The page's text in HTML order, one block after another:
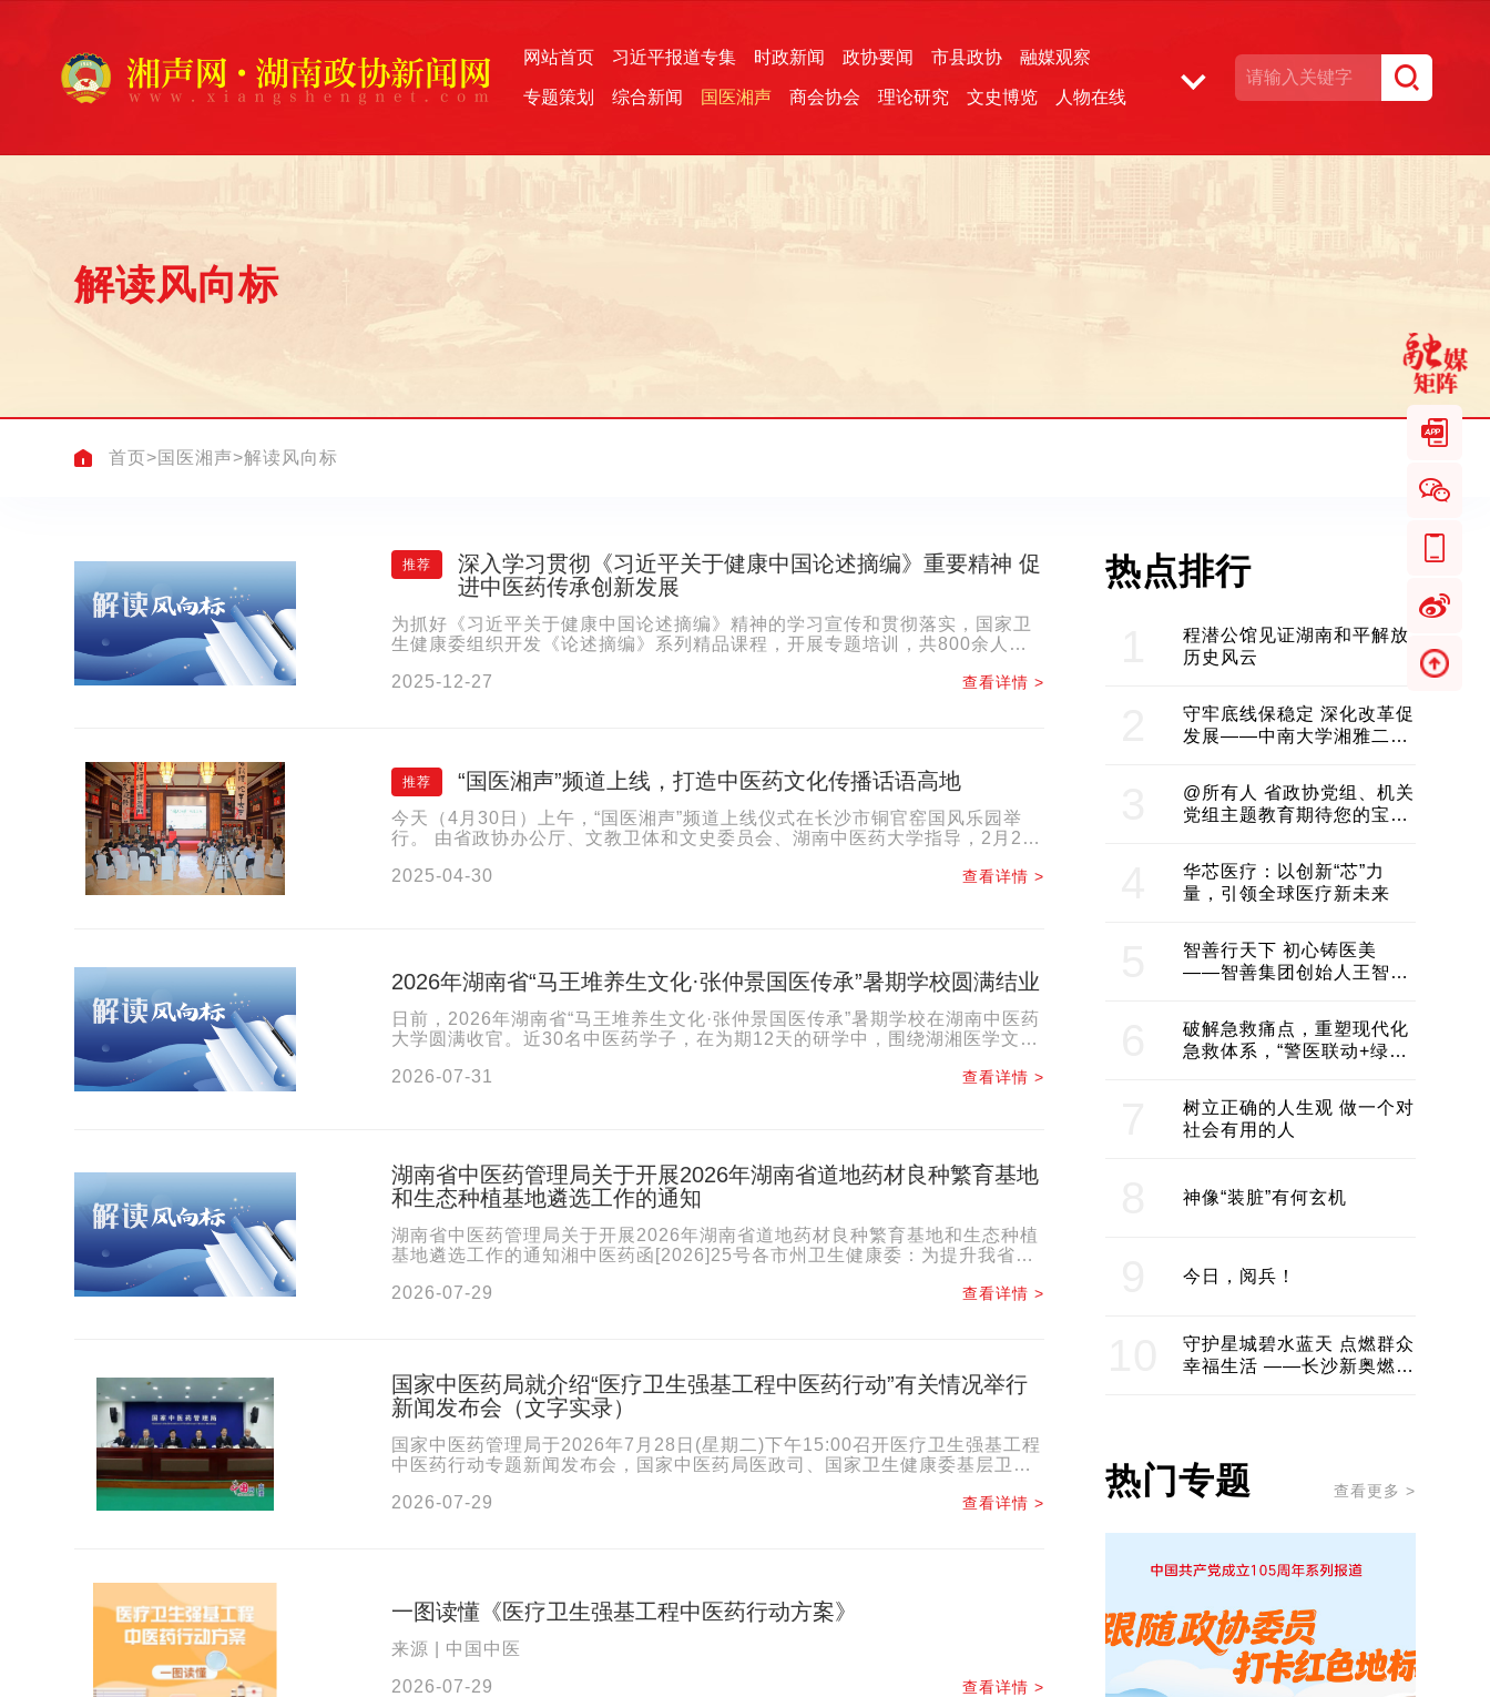
网站首页 习近平报道专集 时政新闻 政协要闻 市县政协 融媒观察
专题策划 综合新闻 国医湘声 商会协会 理论研究 文史博览 人物在线
解读风向标
首页> 国医湘声>解读风向标
深入学习贯彻《习近平关于健康中国论述摘编》重要精神 促
进中医药传承创新发展
推荐
为抓好《习近平关于健康中国论述摘编》精神的学习宣传和贯彻落实，国家卫
生健康委组织开发《论述摘编》系列精品课程，开展专题培训，共800余人参
2025-12-27
查看详情 >
“国医湘声”频道上线，打造中医药文化传播话语高地
推荐
今天（4月30日）上午，“国医湘声”频道上线仪式在长沙市铜官窑国风乐园举
行。 由省政协办公厅、文教卫体和文史委员会、湖南中医药大学指导，2月25
2025-04-30
查看详情 >
2026年湖南省“马王堆养生文化·张仲景国医传承”暑期学校圆满结业
日前，2026年湖南省“马王堆养生文化·张仲景国医传承”暑期学校在湖南中医药
大学圆满收官。近30名中医药学子，在为期12天的研学中，围绕湖湘医学文化
2026-07-31
查看详情 >
湖南省中医药管理局关于开展2026年湖南省道地药材良种繁育基地
和生态种植基地遴选工作的通知
湖南省中医药管理局关于开展2026年湖南省道地药材良种繁育基地和生态种植
基地遴选工作的通知湘中医药函[2026]25号各市州卫生健康委：为提升我省道
2026-07-29
查看详情 >
国家中医药局就介绍“医疗卫生强基工程中医药行动”有关情况举行
新闻发布会（文字实录）
国家中医药管理局于2026年7月28日(星期二)下午15:00召开医疗卫生强基工程
中医药行动专题新闻发布会，国家中医药局医政司、国家卫生健康委基层卫生
2026-07-29
查看详情 >
一图读懂《医疗卫生强基工程中医药行动方案》
来源 | 中国中医
2026-07-29
查看详情 >
热点排行
程潜公馆见证湖南和平解放
历史风云
守牢底线保稳定 深化改革促
发展——中南大学湘雅二医
@所有人 省政协党组、机关
党组主题教育期待您的宝贵
华芯医疗：以创新“芯”力
量，引领全球医疗新未来
智善行天下 初心铸医美
——智善集团创始人王智带
建医美产业良性生态圈
破解急救痛点，重塑现代化
急救体系，“警医联动+绿波
树立正确的人生观 做一个对
社会有用的人
神像“装脏”有何玄机
今日，阅兵！
守护星城碧水蓝天 点燃群众
幸福生活 ——长沙新奥燃气
热门专题 查看更多 >